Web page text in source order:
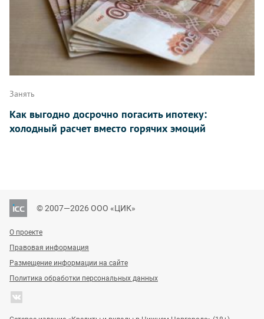
Занять
Как выгодно досрочно погасить ипотеку:
холодный расчет вместо горячих эмоций
© 2007—2026 ООО «ЦИК»
О проекте
Правовая информация
Размещение информации на сайте
Политика обработки персональных данных